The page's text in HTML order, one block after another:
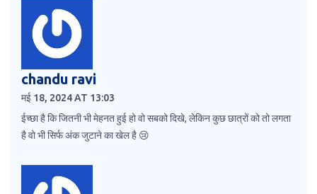
chandu ravi
मई 18, 2024 AT 13:03
ईच्छा है कि जितनी भी मेहनत हुई हो वो सबको दिखे, लेकिन कुछ छात्रों को तो लगता
है वो भी सिर्फ अंक जुटाने का खेल है 😢